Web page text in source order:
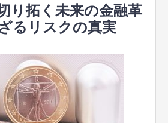
り拓く未来の金融革
るリスクの真実